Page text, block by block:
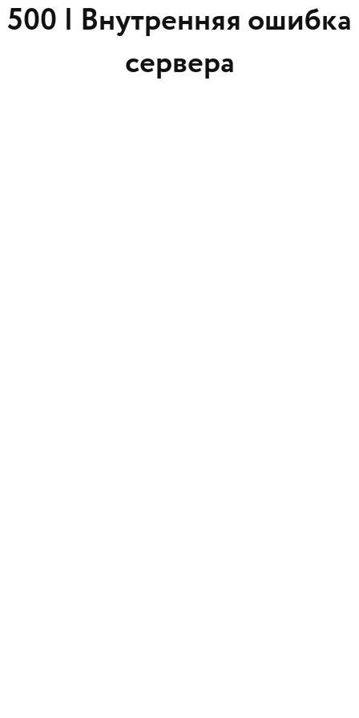
500 | Внутренняя ошибка
сервера